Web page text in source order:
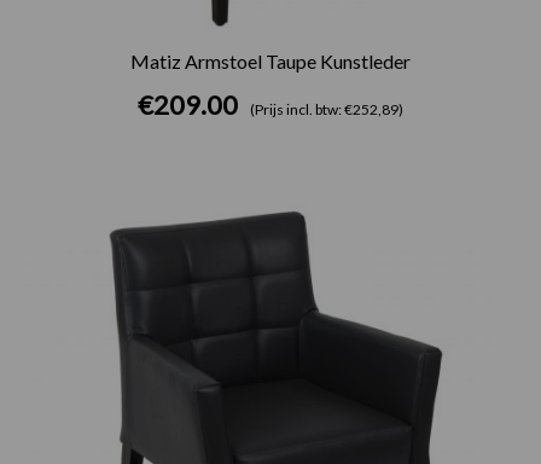
Matiz Armstoel Taupe Kunstleder
€209.00 (Prijs incl. btw: €252,89)